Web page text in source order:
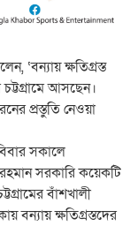
‘বন্যায় ক্ষতিগ্রস্ত
আসছেন।
প্রস্তুতি নেওয়া
সকালে
সরকারি কয়েকটি
বাঁশখালী
বন্যায় ক্ষতিগ্রস্তদের